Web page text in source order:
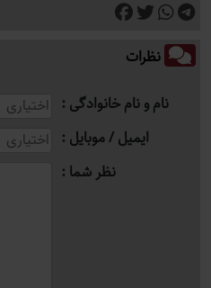
نظرات
نام و نام خانوادگی
ایمیل / موبایل
نظر شما